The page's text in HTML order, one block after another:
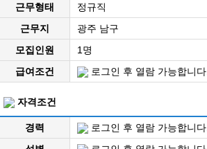
근무형태
정규직
근무지
광주 남구
모집인원
1명
급여조건
로그인 후 열람 가능합니다.
자격조건
경력
로그인 후 열람 가능합니다.